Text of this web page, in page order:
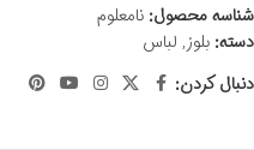
شناسه محصول: نامعلوم
دسته: بلوز, لباس
دنبال کردن: